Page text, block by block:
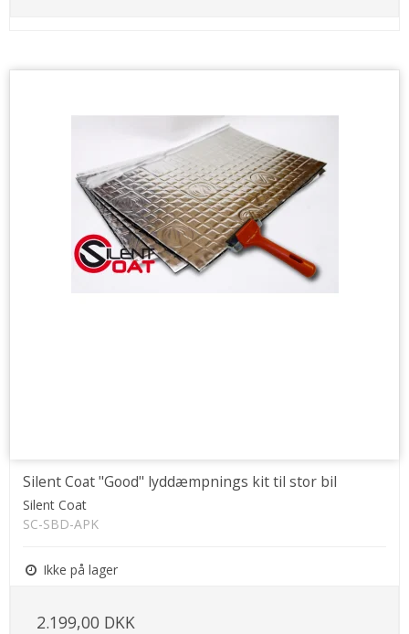
Silent Coat "Good" lyddæmpnings kit til stor bil
Silent Coat
SC-SBD-APK
Ikke på lager
2.199,00 DKK